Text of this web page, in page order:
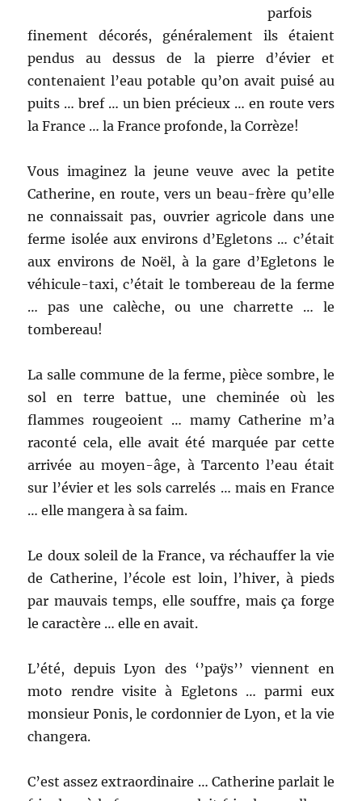
parfois
finement décorés, généralement ils étaient
pendus au dessus de la pierre d’évier et
contenaient l’eau potable qu’on avait puisé au
puits … bref … un bien précieux … en route vers
la France … la France profonde, la Corrèze!
Vous imaginez la jeune veuve avec la petite
Catherine, en route, vers un beau-frère qu’elle
ne connaissait pas, ouvrier agricole dans une
ferme isolée aux environs d’Egletons … c’était
aux environs de Noël, à la gare d’Egletons le
véhicule-taxi, c’était le tombereau de la ferme
… pas une calèche, ou une charrette … le
tombereau!
La salle commune de la ferme, pièce sombre, le
sol en terre battue, une cheminée où les
flammes rougeoient … mamy Catherine m’a
raconté cela, elle avait été marquée par cette
arrivée au moyen-âge, à Tarcento l’eau était
sur l’évier et les sols carrelés … mais en France
… elle mangera à sa faim.
Le doux soleil de la France, va réchauffer la vie
de Catherine, l’école est loin, l’hiver, à pieds
par mauvais temps, elle souffre, mais ça forge
le caractère … elle en avait.
L’été, depuis Lyon des ‘’paÿs’’ viennent en
moto rendre visite à Egletons … parmi eux
monsieur Ponis, le cordonnier de Lyon, et la vie
changera.
C’est assez extraordinaire … Catherine parlait le